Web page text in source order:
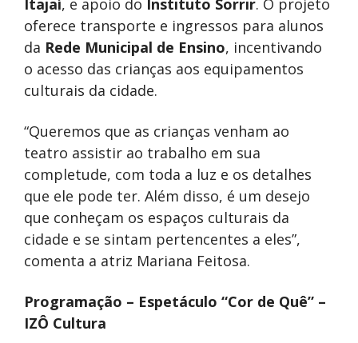
Itajaí, e apoio do Instituto Sorrir. O projeto
oferece transporte e ingressos para alunos
da Rede Municipal de Ensino, incentivando
o acesso das crianças aos equipamentos
culturais da cidade.
“Queremos que as crianças venham ao
teatro assistir ao trabalho em sua
completude, com toda a luz e os detalhes
que ele pode ter. Além disso, é um desejo
que conheçam os espaços culturais da
cidade e se sintam pertencentes a eles”,
comenta a atriz Mariana Feitosa.
Programação – Espetáculo “Cor de Quê” –
IZÔ Cultura